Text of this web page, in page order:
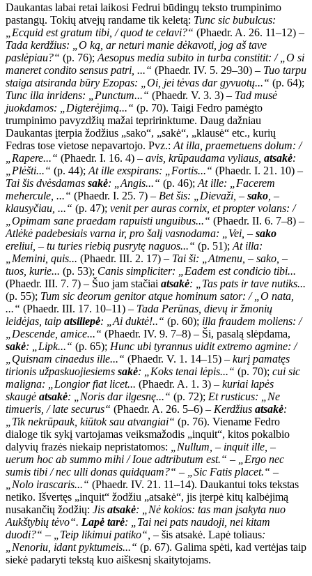
Daukantas labai retai laikosi Fedrui būdingų teksto trumpinimo
pastangų. Tokių atvejų randame tik keletą: Tunc sic bubulcus:
„Ecquid est gratum tibi, / quod te celavi?“ (Phaedr. A. 26. 11–12) –
Tada kerdžius: „O ką, ar neturi manie dėkavoti, jog aš tave
paslėpiau?“ (p. 76); Aesopus media subito in turba constitit: / „O si
maneret condito sensus patri, ...“ (Phaedr. IV. 5. 29–30) – Tuo tarpu
staiga atsiranda būry Ezopas: „Oi, jei tėvas dar gyvuotų...“ (p. 64);
Tunc illa inridens: „Punctum...“ (Phaedr. V. 3. 3) – Tad musė
juokdamos: „Digterėjimą...“ (p. 70). Taigi Fedro pamėgto
trumpinimo pavyzdžių mažai tepririnktume. Daug dažniau
Daukantas įterpia žodžius „sako“, „sakė“, „klausė“ etc., kurių
Fedras tose vietose nepavartojo. Pvz.: At illa, praemetuens dolum: /
„Rapere...“ (Phaedr. I. 16. 4) – avis, krūpaudama vyliaus, atsakė:
„Plėšti...“ (p. 44); At ille exspirans: „Fortis...“ (Phaedr. I. 21. 10) –
Tai šis dvėsdamas sakė: „Angis...“ (p. 46); At ille: „Facerem
mehercule, ...“ (Phaedr. I. 25. 7) – Bet šis: „Dievaži, – sako , –
klausyčiau, ...“ (p. 47); venit per auras cornix, et propter volans: /
„Opimam sane praedam rapuisti unguibus...“ (Phaedr. II. 6. 7–8) –
Atlėkė padebesiais varna ir, pro šalį vasnodama: „Vei, – sako
ereliui, – tu turies riebią pusrytę naguos...“ (p. 51); At illa:
„Memini, quis... (Phaedr. III. 2. 17) – Tai ši: „Atmenu, – sako, –
tuos, kurie... (p. 53); Canis simpliciter: „Eadem est condicio tibi...
(Phaedr. III. 7. 7) – Šuo jam stačiai atsakė: „Tas pats ir tave nutiks...
(p. 55); Tum sic deorum genitor atque hominum sator: / „O nata,
...“ (Phaedr. III. 17. 10–11) – Tada Perūnas, dievų ir žmonių
leidėjas, taip atsiliepė: „Ai duktė!..“ (p. 60); illa fraudem moliens: /
„Descende, amice...“ (Phaedr. IV. 9. 7–8) – Ši, pasalą slėpdama,
sakė: „Lipk...“ (p. 65); Hunc ubi tyrannus uidit extremo agmine: /
„Quisnam cinaedus ille...“ (Phaedr. V. 1. 14–15) – kurį pamatęs
tirionis užpaskuojiesiems sakė: „Koks tenai lėpis...“ (p. 70); cui sic
maligna: „Longior fiat licet... (Phaedr. A. 1. 3) – kuriai lapės
skaugė atsakė: „Noris dar ilgesnę...“ (p. 72); Et rusticus: „Ne
timueris, / late securus“ (Phaedr. A. 26. 5–6) – Kerdžius atsakė:
„Tik nekrūpauk, kiūtok sau atvangiai“ (p. 76). Viename Fedro
dialoge tik sykį vartojamas veiksmažodis „inquit“, kitos pokalbio
dalyvių frazės niekaip nepristatomos: „Nullum, – inquit ille, –
uerum hoc ab summo mihi / Ioue adtributum est.“ – „Ergo nec
sumis tibi / nec ulli donas quidquam?“ – „Sic Fatis placet.“ –
„Nolo irascaris...“ (Phaedr. IV. 21. 11–14). Daukantui toks tekstas
netiko. Išvertęs „inquit“ žodžiu „atsakė“, jis įterpė kitų kalbėjimą
nusakančių žodžių: Jis atsakė: „Nė kokios: tas man įsakyta nuo
Aukštybių tėvo“. Lapė tarė: „Tai nei pats naudoji, nei kitam
duodi?“ – „Teip likimui patiko“, – šis atsakė. Lapė toliaus:
„Nenoriu, idant pyktumeis...“ (p. 67). Galima spėti, kad vertėjas taip
siekė padaryti tekstą kuo aiškesnį skaitytojams.